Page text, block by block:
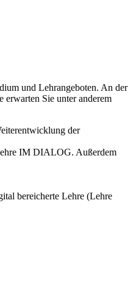
und Lehrangeboten. An der
erwarten Sie unter anderem
der
IM DIALOG. Außerdem
bereicherte Lehre (Lehre